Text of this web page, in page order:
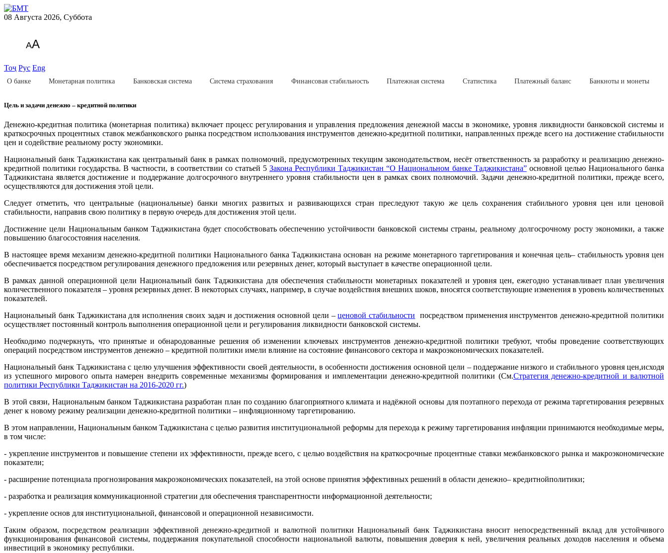
08 Августа 2026, Суббота
AA
Тоҷ Рус Eng
О банке Монетарная политика Банковская система Система страхования Финансовая стабильность Платежная система Статистика Платежный баланс Банкноты и монеты
Цель и задачи денежно – кредитной политики
Денежно-кредитная политика (монетарная политика) включает процесс регулирования и управления предложения денежной массы в экономике, уровня ликвидности банковской системы и
краткосрочных процентных ставок межбанковского рынка посредством использования инструментов денежно-кредитной политики, направленных прежде всего на достижение стабильности
цен и содействие реальному росту экономики.
Национальный банк Таджикистана как центральный банк в рамках полномочий, предусмотренных текущим законодательством, несёт ответственность за разработку и реализацию денежно-
кредитной политики государства. В частности, в соответствии со статьей 5 Закона Республики Таджикистан “О Национальном банке Таджикистана”основной целью Национального банка
Таджикистана является достижение и поддержание долгосрочного внутреннего уровня стабильности цен в рамках своих полномочий. Задачи денежно-кредитной политики, прежде всего,
осуществляются для достижения этой цели.
Следует отметить, что центральные (национальные) банки многих развитых и развивающихся стран преследуют такую же цель сохранения стабильного уровня цен или ценовой
стабильности, направив свою политику в первую очередь для достижения этой цели.
Достижение цели Национальным банком Таджикистана будет способствовать обеспечению устойчивости банковской системы страны, реальному долгосрочному росту экономики, а также
повышению благосостояния населения.
В настоящее время механизм денежно-кредитной политики Национального банка Таджикистана основан на режиме монетарного таргетирования и конечная цель– стабильность уровня цен
обеспечивается посредством регулирования денежного предложения или резервных денег, который выступает в качестве операционной цели.
В рамках данной операционной цели Национальный банк Таджикистана для обеспечения стабильности монетарных показателей и уровня цен, ежегодно устанавливает план увеличения
количественного показателя – уровня резервных денег. В некоторых случаях, например, в случае воздействия внешних шоков, вносятся соответствующие изменения в уровень количественных
показателей.
Национальный банк Таджикистана для исполнения своих задач и достижения основной цели –ценовой стабильности
посредством применения инструментов денежно-кредитной политики
осуществляет постоянный контроль выполнения операционной цели и регулирования ликвидности банковской системы.
Необходимо подчеркнуть, что принятые и обнародованные решения об изменении ключевых инструментов денежно-кредитной политики требуют, чтобы проведение соответствующих
операций посредством инструментов денежно – кредитной политики имели влияние на состояние финансового сектора и макроэкономических показателей.
Национальный банк Таджикистана с целю улучшения эффективности своей деятельности, в особенности достижения основной цели – поддержание низкого и стабильного уровня цен,исходя
из успешного мирового опыта намерен внедрить современные механизмы формирования и имплементации денежно-кредитной политики (См.Стратегия денежно-кредитной и валютной
политики Республики Таджикистан на 2016-2020 гг.)
В этой связи, Национальным банком Таджикистана разработан план по созданию благоприятного климата и надёжной основы для поэтапного перехода от режима таргетирования резервных
денег к новому режиму реализации денежно-кредитной политики – инфляционному таргетированию.
В этом направлении, Национальным банком Таджикистана с целью развития институциональной реформы для перехода к режиму таргетирования инфляции принимаются необходимые меры,
в том числе:
- укрепление инструментов и повышение степени их эффективности, прежде всего, с целью воздействия на краткосрочные процентные ставки межбанковского рынка и макроэкономические
показатели;
- расширение потенциала прогнозирования макроэкономических показателей, на этой основе принятия эффективных решений в области денежно– кредитнойполитики;
- разработка и реализация коммуникационной стратегии для обеспечения транспарентности информационной деятельности;
- укрепление основ для институциональной, финансовой и операционной независимости.
Таким образом, посредством реализации эффективной денежно-кредитной и валютной политики Национальный банк Таджикистана вносит непосредственный вклад для устойчивого
функционирования финансовой системы, поддержания покупательной способности национальной валюты, повышения доверия к ней, увеличения реальных доходов населения и объема
инвестиций в экономику республики.